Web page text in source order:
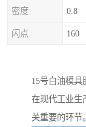
密度 0.8
闪点 160
15号白油模
在现代工业生
关重要的环节。